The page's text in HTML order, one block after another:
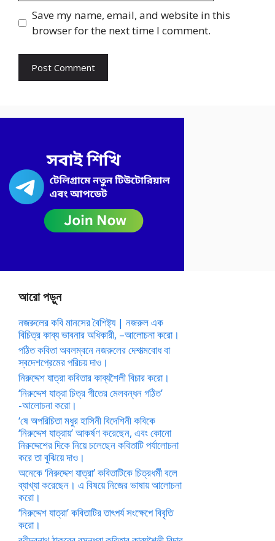
Save my name, email, and website in this
browser for the next time I comment.
আরো পড়ুন
নজরুলের কবি মানসের বৈশিষ্ট্য | নজরুল এক
বিচিত্র কাব্য ভাবনার অধিকারী, –আলোচনা করো।
পঠিত কবিতা অবলম্বনে নজরুলের দেশাত্মবোধ বা
স্বদেশপ্রেমের পরিচয় দাও।
নিরুদ্দেশ যাত্রা কবিতার কাব্যশৈলী বিচার করো।
‘নিরুদ্দেশ যাত্রা চিত্র গীতের মেলবন্ধন গঠিত’
-আলোচনা করো।
‘ষে অপরিচিতা মধুর হাসিনী বিদেশিনী কবিকে
‘নিরুদ্দেশ যাত্রায়’ আকর্ষণ করেছেন, এবং কোনো
নিরুদ্দেশের দিকে নিয়ে চলেছেন কবিতাটি পর্যালোচনা
করে তা বুঝিয়ে দাও।
অনেকে ‘নিরুদ্দেশ যাত্রা’ কবিতাটিকে চিত্রধর্মী বলে
ব্যাখ্যা করেছেন। এ বিষয়ে নিজের ভাষায় আলোচনা
করো।
‘নিরুদ্দেশ যাত্রা’ কবিতাটির তাৎপর্য সংক্ষেপে বিবৃতি
করো।